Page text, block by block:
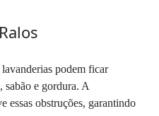
podem ficar
sabão e gordura. A
essas obstruções, garantindo